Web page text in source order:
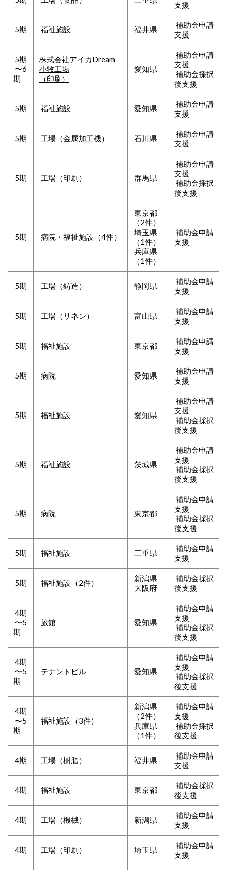
支援
5期 福祉施設 福井県
補助金申請
支援
5期
〜6
期
株式会社アイカDream
小牧工場
（印刷）
愛知県
補助金申請
支援
補助金採択
後支援
5期 福祉施設 愛知県
補助金申請
支援
5期 工場（金属加工機） 石川県
補助金申請
支援
5期 工場（印刷） 群馬県
補助金申請
支援
補助金採択
後支援
5期 病院・福祉施設（4件）
東京都
（2件）
埼玉県
（1件）
兵庫県
（1件）
補助金申請
支援
5期 工場（鋳造） 静岡県
補助金申請
支援
5期 工場（リネン） 富山県
補助金申請
支援
5期 福祉施設 東京都
補助金申請
支援
5期 病院 愛知県
補助金申請
支援
5期 福祉施設 愛知県
補助金申請
支援
補助金採択
後支援
5期 福祉施設 茨城県
補助金申請
支援
補助金採択
後支援
5期 病院 東京都
補助金申請
支援
補助金採択
後支援
5期 福祉施設 三重県
補助金申請
支援
5期 福祉施設（2件）
新潟県
大阪府
補助金採択
後支援
4期
〜5
期
旅館 愛知県
補助金申請
支援
補助金採択
後支援
4期
〜5
期
テナントビル 愛知県
補助金申請
支援
補助金採択
後支援
4期
〜5
期
福祉施設（3件）
新潟県
（2件）
兵庫県
（1件）
補助金申請
支援
補助金採択
後支援
4期 工場（樹脂） 福井県
補助金申請
支援
4期 福祉施設 東京都
補助金採択
後支援
4期 工場（機械） 新潟県
補助金申請
支援
4期 工場（印刷） 埼玉県
補助金申請
支援